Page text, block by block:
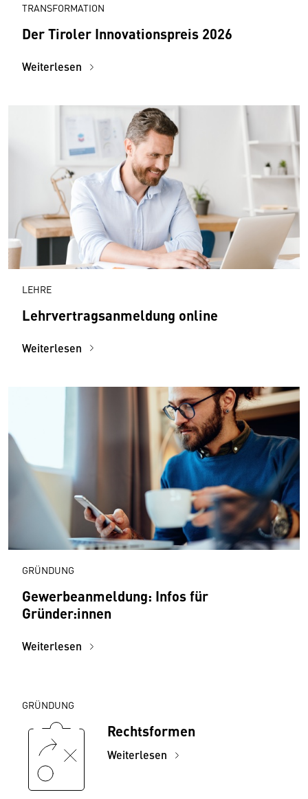
TRANSFORMATION
Der Tiroler Innovationspreis 2026
Weiterlesen
LEHRE
Lehrvertragsanmeldung online
Weiterlesen
GRÜNDUNG
Gewerbeanmeldung: Infos für
Gründer:innen
Weiterlesen
GRÜNDUNG
Rechtsformen
Weiterlesen